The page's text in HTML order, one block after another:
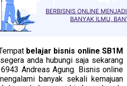
belajar bisnis online SB1M
anda hubungi saja sekarang
Andreas Agung. Bisnis online
banyak sekali kemajuan